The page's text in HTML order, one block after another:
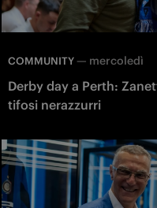
COMMUNITY — mercoledì
Derby day a Perth:
tifosi nerazzurri